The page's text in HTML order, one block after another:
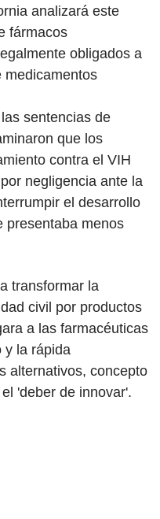
analizará este
fármacos
obligados a
medicamentos
sentencias de
que los
contra el VIH
negligencia ante la
el desarrollo
presentaba menos
transformar la
civil por productos
a las farmacéuticas
y la rápida
alternativos, concepto
'deber de innovar'.